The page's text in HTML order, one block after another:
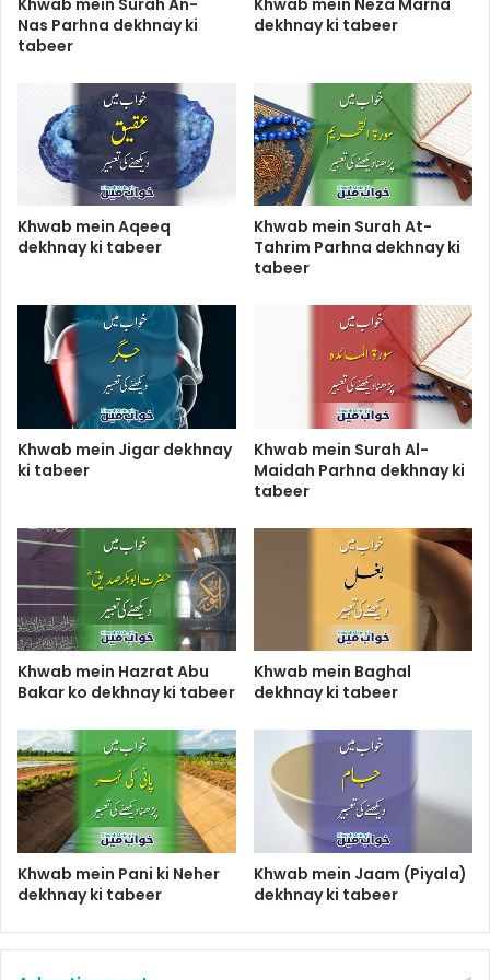
Nas Parhna dekhnay ki
tabeer
dekhnay ki tabeer
Khwab mein Aqeeq
dekhnay ki tabeer
Khwab mein Surah At-
Tahrim Parhna dekhnay ki
tabeer
Khwab mein Jigar dekhnay
ki tabeer
Khwab mein Surah Al-
Maidah Parhna dekhnay ki
tabeer
Khwab mein Hazrat Abu
Bakar ko dekhnay ki tabeer
Khwab mein Baghal
dekhnay ki tabeer
Khwab mein Pani ki Neher
dekhnay ki tabeer
Khwab mein Jaam (Piyala)
dekhnay ki tabeer